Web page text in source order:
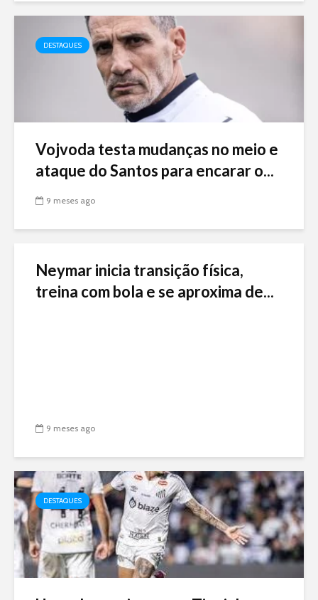
DESTAQUES
Vojvoda testa mudanças no meio e
ataque do Santos para encarar o...
9 meses ago
Neymar inicia transição física,
treina com bola e se aproxima de...
9 meses ago
DESTAQUES